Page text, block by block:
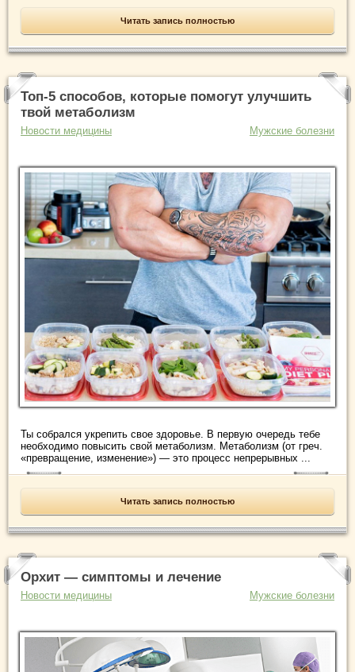
Читать запись полностью
Топ-5 способов, которые помогут улучшить
твой метаболизм
Новости медицины Мужские болезни
Ты собрался укрепить свое здоровье. В первую очередь тебе
необходимо повысить свой метаболизм. Метаболизм (от греч.
«превращение, изменение») — это процесс непрерывных ...
Читать запись полностью
Орхит — симптомы и лечение
Новости медицины Мужские болезни